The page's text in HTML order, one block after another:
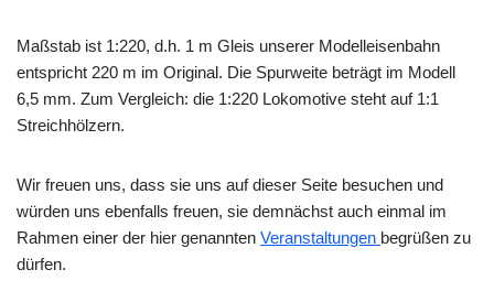
Maßstab ist 1:220, d.h. 1 m Gleis unserer Modelleisenbahn
entspricht 220 m im Original. Die Spurweite beträgt im Modell
6,5 mm. Zum Vergleich: die 1:220 Lokomotive steht auf 1:1
Streichhölzern.
Wir freuen uns, dass sie uns auf dieser Seite besuchen und
würden uns ebenfalls freuen, sie demnächst auch einmal im
Rahmen einer der hier genannten Veranstaltungen begrüßen zu
dürfen.